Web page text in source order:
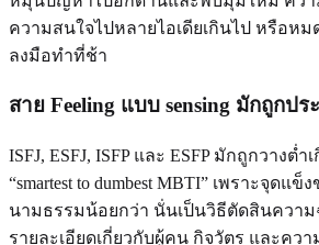
ความสนใจไปหลายไอเดียเกินไป หรือห
ลงมือทำที่ช้า
สาย Feeling แบบ sensing มักถูกปร
ISFJ, ESFJ, ISFP และ ESFP มักถูกวางต่
“smartest to dumbest MBTI” เพราะจุดแข็
นามธรรมน้อยกว่า นั่นเป็นวิธีตัดสินความ
รายละเอียดเกี่ยวกับผู้คน กิจวัตร และควา